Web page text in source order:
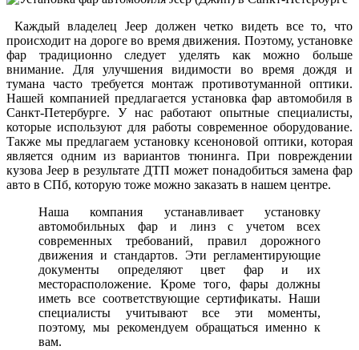
Каждый владелец Jeep должен четко видеть все то, что
происходит на дороге во время движения. Поэтому, установке
фар традиционно следует уделять как можно больше
внимание. Для улучшения видимости во время дождя и
тумана часто требуется монтаж противотуманной оптики.
Нашей компанией предлагается установка фар автомобиля в
Санкт-Петербурге. У нас работают опытные специалисты,
которые используют для работы современное оборудование.
Также мы предлагаем установку ксеноновой оптики, которая
является одним из вариантов тюнинга. При повреждении
кузова Jeep в результате ДТП может понадобиться замена фар
авто в СПб, которую тоже можно заказать в нашем центре.
Наша компания устанавливает установку
автомобильных фар и линз с учетом всех
современных требований, правил дорожного
движения и стандартов. Эти регламентирующие
документы определяют цвет фар и их
месторасположение. Кроме того, фары должны
иметь все соответствующие сертификаты. Наши
специалисты учитывают все эти моменты,
поэтому, мы рекомендуем обращаться именно к
вам.